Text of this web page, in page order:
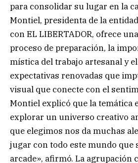
para consolidar su lugar en la
Montiel, presidenta de la
con EL LIBERTADOR, ofrece
proceso de preparación, la
mística del trabajo artesanal y
expectativas renovadas que
visual que conecte con el
Montiel explicó que la temática
explorar un universo creativo
que elegimos nos da muchas
jugar con todo este mundo que
arcade», afirmó. La agrupación